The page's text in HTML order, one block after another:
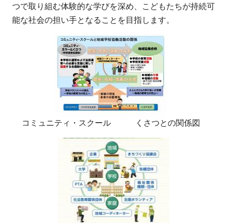
つで取り組む体験的な学びを深め、こどもたちが持続可
能な社会の担い手となることを目指します。
コミュニティ・スクール くさつとの関係図